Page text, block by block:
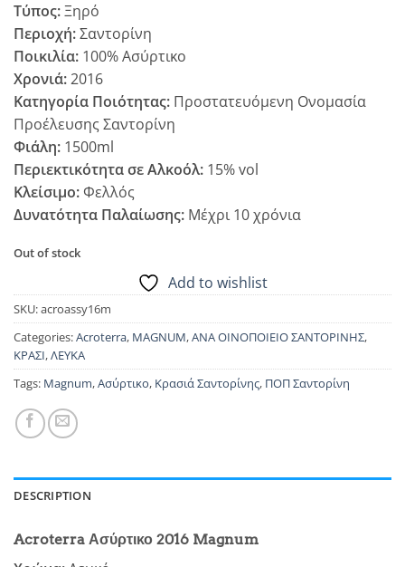
Τύπος:Ξηρό
Περιοχή:Σαντορίνη
Ποικιλία: 100% Ασύρτικο
Χρονιά:2016
Κατηγορία Ποιότητας: Προστατευόμενη Ονομασία
Προέλευσης Σαντορίνη
Φιάλη: 1500ml
Περιεκτικότητα σε Αλκοόλ: 15% vol
Κλείσιμο:Φελλός
Δυνατότητα Παλαίωσης: Μέχρι 10 χρόνια
Out of stock
Add to wishlist
SKU:acroassy16m
Categories:Acroterra, MAGNUM,ΑΝΑ ΟΙΝΟΠΟΙΕΙΟ ΣΑΝΤΟΡΙΝΗΣ,
ΚΡΑΣΙ,ΛΕΥΚΑ
Tags: Magnum,Ασύρτικο, Κρασιά Σαντορίνης, ΠΟΠ Σαντορίνη
DESCRIPTION
Acroterra Ασύρτικο 2016 Magnum